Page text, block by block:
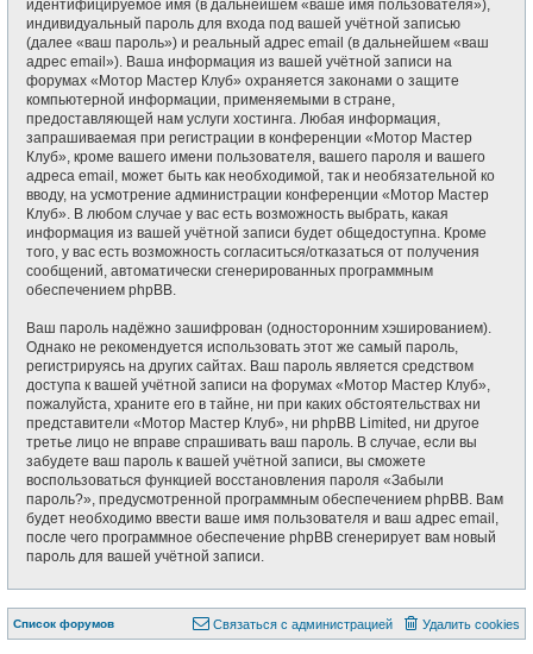
идентифицируемое имя (в дальнейшем «ваше имя пользователя»),
индивидуальный пароль для входа под вашей учётной записью
(далее «ваш пароль») и реальный адрес email (в дальнейшем «ваш
адрес email»). Ваша информация из вашей учётной записи на
форумах «Мотор Мастер Клуб» охраняется законами о защите
компьютерной информации, применяемыми в стране,
предоставляющей нам услуги хостинга. Любая информация,
запрашиваемая при регистрации в конференции «Мотор Мастер
Клуб», кроме вашего имени пользователя, вашего пароля и вашего
адреса email, может быть как необходимой, так и необязательной ко
вводу, на усмотрение администрации конференции «Мотор Мастер
Клуб». В любом случае у вас есть возможность выбрать, какая
информация из вашей учётной записи будет общедоступна. Кроме
того, у вас есть возможность согласиться/отказаться от получения
сообщений, автоматически сгенерированных программным
обеспечением phpBB.
Ваш пароль надёжно зашифрован (односторонним хэшированием).
Однако не рекомендуется использовать этот же самый пароль,
регистрируясь на других сайтах. Ваш пароль является средством
доступа к вашей учётной записи на форумах «Мотор Мастер Клуб»,
пожалуйста, храните его в тайне, ни при каких обстоятельствах ни
представители «Мотор Мастер Клуб», ни phpBB Limited, ни другое
третье лицо не вправе спрашивать ваш пароль. В случае, если вы
забудете ваш пароль к вашей учётной записи, вы сможете
воспользоваться функцией восстановления пароля «Забыли
пароль?», предусмотренной программным обеспечением phpBB. Вам
будет необходимо ввести ваше имя пользователя и ваш адрес email,
после чего программное обеспечение phpBB сгенерирует вам новый
пароль для вашей учётной записи.
Список форумов Удалить cookies
Связаться с администрацией